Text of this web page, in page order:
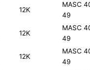
12K
MASC
49
12K
MASC
49
12K
MASC
49